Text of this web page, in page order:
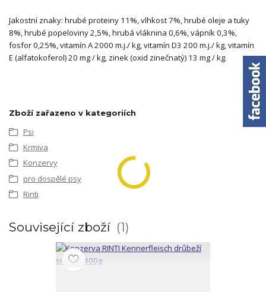
Jakostní znaky: hrubé proteiny 11%, vlhkost 7%, hrubé oleje a tuky
8%, hrubé popeloviny 2,5%, hrubá vláknina 0,6%, vápník 0,3%,
fosfor 0,25%, vitamín A 2000 m.j./ kg, vitamín D3 200 m.j./ kg, vitamín
E (alfatokoferol) 20 mg / kg, zinek (oxid zinečnatý) 13 mg / kg.
Zboží zařazeno v kategoriích
Psi
Krmiva
Konzervy
pro dospělé psy
Rinti
Související zboží 1